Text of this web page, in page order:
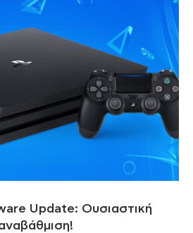
Update: Ουσιαστική